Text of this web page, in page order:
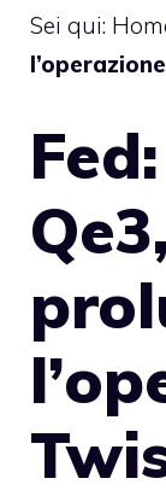
Sei qui: